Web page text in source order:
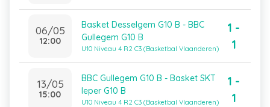
06/05
12:00
Basket Desselgem G10 B - BBC
Gullegem G10 B
U10 Niveau 4 R2 C3 (Basketbal Vlaanderen)
1 -
1
13/05
15:00
BBC Gullegem G10 B - Basket SKT
Ieper G10 B
U10 Niveau 4 R2 C3 (Basketbal Vlaanderen)
1 -
1